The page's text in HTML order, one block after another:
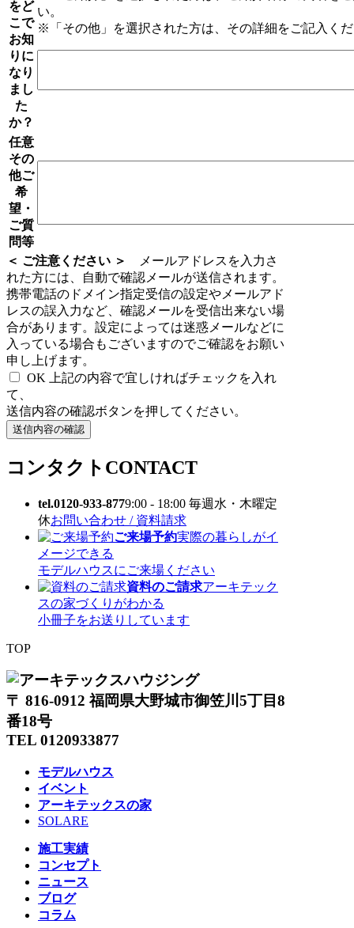
をど
こで
お知
りに
なり
まし
た
か？
い。
※「その他」を選択された方は、その詳細をご記入く
任意
その
他ご
希
望・
ご質
問等
＜ ご注意ください ＞
メールアドレスを入力さ
れた方には、自動で確認メールが送信されます。
携帯電話のドメイン指定受信の設定やメールアド
レスの誤入力など、確認メールを受信出来ない場
合があります。設定によっては迷惑メールなどに
入っている場合もございますのでご確認をお願い
申し上げます。
OK
上記の内容で宜しければチェックを入れ
て、
送信内容の確認ボタンを押してください。
コンタクト CONTACT
tel.0120-933-8779:00 - 18:00 毎週水・木曜定
休お問い合わせ / 資料請求
ご来場予約実際の暮らしがイ
メージできる
モデルハウスにご来場ください
資料のご請求アーキテック
スの家づくりがわかる
小冊子をお送りしています
TOP
〒 816-0912 福岡県大野城市御笠川5丁目8
番18号
TEL 0120933877
モデルハウス
イベント
アーキテックスの家
SOLARE
施工実績
コンセプト
ニュース
ブログ
コラム